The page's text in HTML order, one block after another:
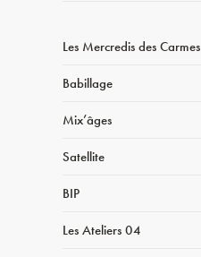
Les Mercredis des Carmes
Babillage
Mix’âges
Satellite
BIP
Les Ateliers 04